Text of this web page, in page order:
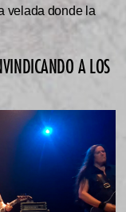
velada donde la
A LOS